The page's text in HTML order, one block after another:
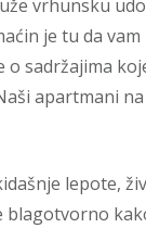
vrhunsku
je tu da
sadržajima
apartmani
lepote,
blagotvorno